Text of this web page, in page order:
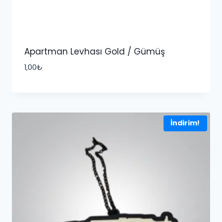
Apartman Levhası Gold / Gümüş
1,00₺
İndirim!